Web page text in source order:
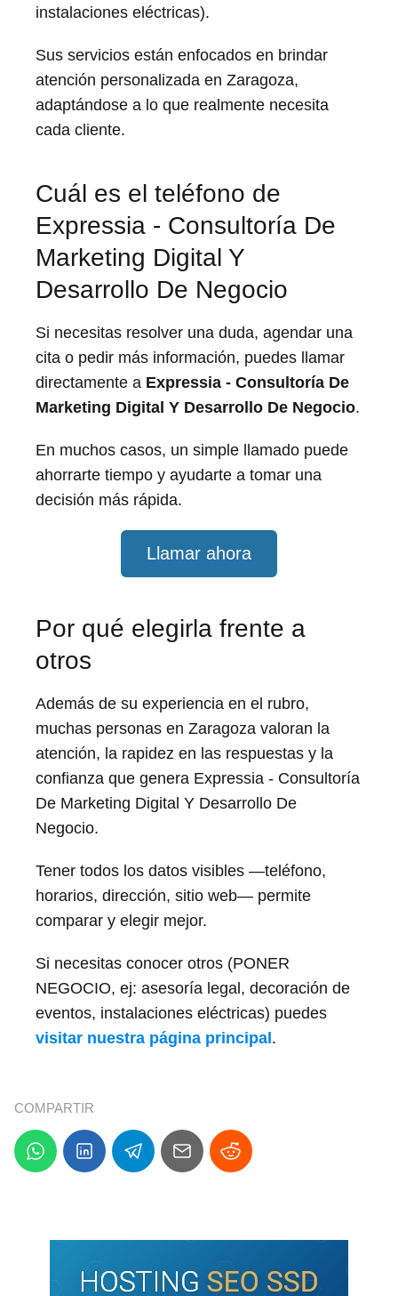
instalaciones eléctricas).
Sus servicios están enfocados en brindar
atención personalizada en Zaragoza,
adaptándose a lo que realmente necesita
cada cliente.
Cuál es el teléfono de
Expressia - Consultoría De
Marketing Digital Y
Desarrollo De Negocio
Si necesitas resolver una duda, agendar una
cita o pedir más información, puedes llamar
directamente a Expressia - Consultoría De
Marketing Digital Y Desarrollo De Negocio.
En muchos casos, un simple llamado puede
ahorrarte tiempo y ayudarte a tomar una
decisión más rápida.
Llamar ahora
Por qué elegirla frente a
otros
Además de su experiencia en el rubro,
muchas personas en Zaragoza valoran la
atención, la rapidez en las respuestas y la
confianza que genera Expressia - Consultoría
De Marketing Digital Y Desarrollo De
Negocio.
Tener todos los datos visibles —teléfono,
horarios, dirección, sitio web— permite
comparar y elegir mejor.
Si necesitas conocer otros (PONER
NEGOCIO, ej: asesoría legal, decoración de
eventos, instalaciones eléctricas) puedes
visitar nuestra página principal .
COMPARTIR